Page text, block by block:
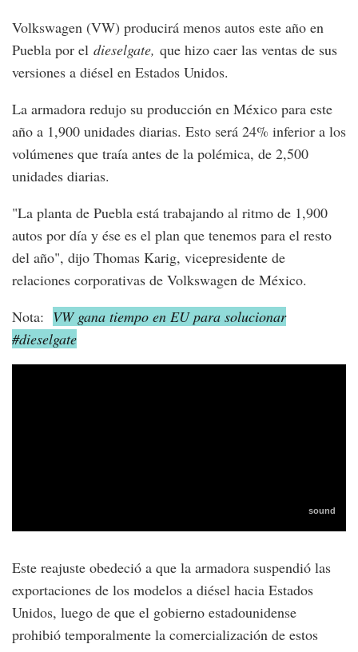
Volkswagen (VW) producirá menos autos este año en
Puebla por el dieselgate, que hizo caer las ventas de sus
versiones a diésel en Estados Unidos.
La armadora redujo su producción en México para este
año a 1,900 unidades diarias. Esto será 24% inferior a los
volúmenes que traía antes de la polémica, de 2,500
unidades diarias.
"La planta de Puebla está trabajando al ritmo de 1,900
autos por día y ése es el plan que tenemos para el resto
del año", dijo Thomas Karig, vicepresidente de
relaciones corporativas de Volkswagen de México.
Nota: VW gana tiempo en EU para solucionar
#dieselgate
Este reajuste obedeció a que la armadora suspendió las
exportaciones de los modelos a diésel hacia Estados
Unidos, luego de que el gobierno estadounidense
prohibió temporalmente la comercialización de estos